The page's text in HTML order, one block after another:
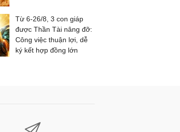
Từ 6-26/8, 3 con giáp
được Thần Tài nâng đỡ:
Công việc thuận lợi, dễ
ký kết hợp đồng lớn